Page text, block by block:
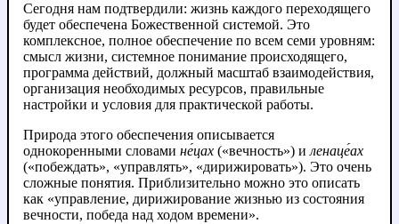
Сегодня нам подтвердили: жизнь каждого переходящего
будет обеспечена Божественной системой. Это
комплексное, полное обеспечение по всем семи уровням:
смысл жизни, системное понимание происходящего,
программа действий, должный масштаб взаимодействия,
организация необходимых ресурсов, правильные
настройки и условия для практической работы.
Природа этого обеспечения описывается
однокоренными словами не́цах («вечность») и ленаце́ах
(«побеждать», «управлять», «дирижировать»). Это очень
сложные понятия. Приблизительно можно это описать
как «управление, дирижирование жизнью из состояния
вечности, победа над ходом времени».